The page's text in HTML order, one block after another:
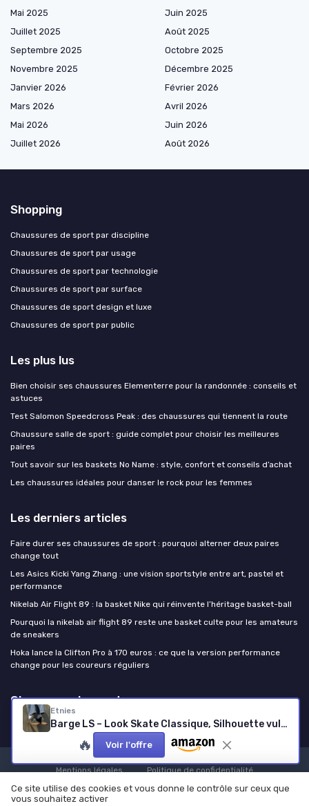
Etnies
Barge LS – Look Skate Classique, Silhouette vulcanisée Mince, col Robuste renforcé, vulcanisation renforcée, Ajustement Amorti, Sneakers Quotidiennes 2025 46 EU Green Gum
🔥 Voir l'offre
Mai 2025
Juin 2025
Juillet 2025
Août 2025
Septembre 2025
Octobre 2025
Novembre 2025
Décembre 2025
Janvier 2026
Février 2026
Mars 2026
Avril 2026
Mai 2026
Juin 2026
Juillet 2026
Août 2026
Shopping
Chaussures de sport par discipline
Chaussures de sport par usage
Chaussures de sport par technologie
Chaussures de sport par surface
Chaussures de sport design et luxe
Chaussures de sport par public
Les plus lus
Bien choisir ses chaussures Elementerre pour la randonnée : conseils et
astuces
Test Salomon Speedcross Peak : des chaussures qui tiennent la route
Chaussure salle de sport : guide complet pour choisir les meilleures
paires
Tout savoir sur les baskets No Name : style, confort et conseils d’achat
Les chaussures idéales pour danser le rock pour les femmes
Les derniers articles
Faire durer ses chaussures de sport : pourquoi alterner deux paires
change tout
Les Asics Kicki Yang Zhang : une vision sportstyle entre art, pastel et
performance
Nikelab Air Flight 89 : la basket Nike qui réinvente l’héritage basket-ball
Pourquoi la nikelab air flight 89 reste une basket culte pour les amateurs
de sneakers
Hoka lance la Clifton Pro à 170 euros : ce que la version performance
change pour les coureurs réguliers
Chaussure de sport
Mentions légales
Politique de confidentialité
© Chaussure de sport 2026
Ce site utilise des cookies et vous donne le contrôle sur ceux que
vous souhaitez activer